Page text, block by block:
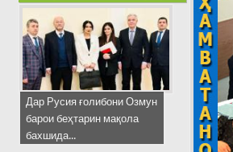
Дар Русия ғолибони Озмун
барои беҳтарин мақола
бахшида...